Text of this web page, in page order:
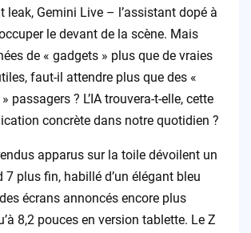
leak, Gemini Live – l’assistant dopé à
le devant de la scène. Mais
de « gadgets » plus que de vraies
faut-il attendre plus que des «
passagers ? L’IA trouvera-t-elle, cette
concrète dans notre quotidien ?
apparus sur la toile dévoilent un
7 plus fin, habillé d’un élégant bleu
écrans annoncés encore plus
8,2 pouces en version tablette. Le Z